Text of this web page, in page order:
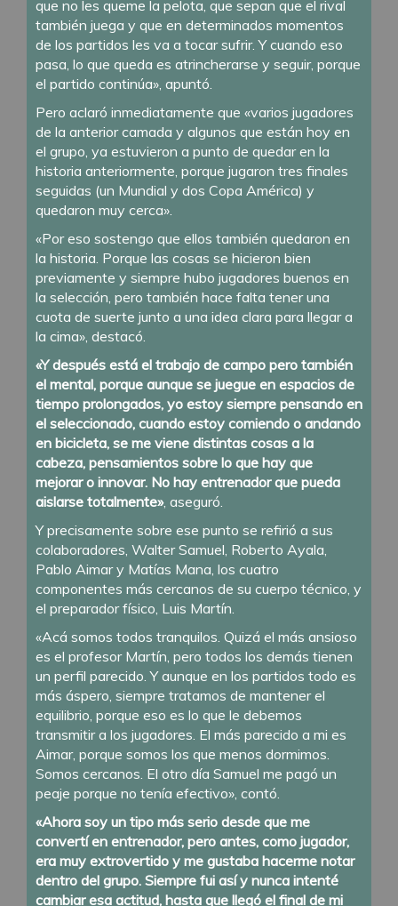
que no les queme la pelota, que sepan que el rival
también juega y que en determinados momentos
de los partidos les va a tocar sufrir. Y cuando eso
pasa, lo que queda es atrincherarse y seguir, porque
el partido continúa», apuntó.
Pero aclaró inmediatamente que «varios jugadores
de la anterior camada y algunos que están hoy en
el grupo, ya estuvieron a punto de quedar en la
historia anteriormente, porque jugaron tres finales
seguidas (un Mundial y dos Copa América) y
quedaron muy cerca».
«Por eso sostengo que ellos también quedaron en
la historia. Porque las cosas se hicieron bien
previamente y siempre hubo jugadores buenos en
la selección, pero también hace falta tener una
cuota de suerte junto a una idea clara para llegar a
la cima», destacó.
«Y después está el trabajo de campo pero también
el mental, porque aunque se juegue en espacios de
tiempo prolongados, yo estoy siempre pensando en
el seleccionado, cuando estoy comiendo o andando
en bicicleta, se me viene distintas cosas a la
cabeza, pensamientos sobre lo que hay que
mejorar o innovar. No hay entrenador que pueda
aislarse totalmente», aseguró.
Y precisamente sobre ese punto se refirió a sus
colaboradores, Walter Samuel, Roberto Ayala,
Pablo Aimar y Matías Mana, los cuatro
componentes más cercanos de su cuerpo técnico, y
el preparador físico, Luis Martín.
«Acá somos todos tranquilos. Quizá el más ansioso
es el profesor Martín, pero todos los demás tienen
un perfil parecido. Y aunque en los partidos todo es
más áspero, siempre tratamos de mantener el
equilibrio, porque eso es lo que le debemos
transmitir a los jugadores. El más parecido a mi es
Aimar, porque somos los que menos dormimos.
Somos cercanos. El otro día Samuel me pagó un
peaje porque no tenía efectivo», contó.
«Ahora soy un tipo más serio desde que me
convertí en entrenador, pero antes, como jugador,
era muy extrovertido y me gustaba hacerme notar
dentro del grupo. Siempre fui así y nunca intenté
cambiar esa actitud, hasta que llegó el final de mi